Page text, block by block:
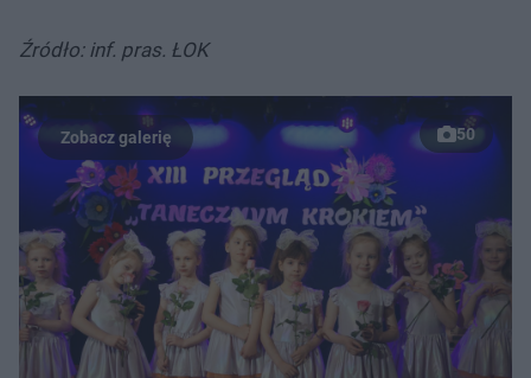
Źródło: inf. pras. ŁOK
50